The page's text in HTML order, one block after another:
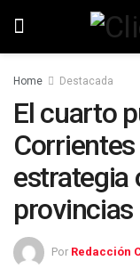
Home Destacada
El cuarto
estrategia
provincias
Por Redacción